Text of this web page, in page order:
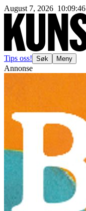
August 7, 2026 10:09:49
Tips oss! Søk Meny
Annonse